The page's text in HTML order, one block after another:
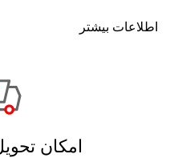
اطلاعات بیشتر
امکان